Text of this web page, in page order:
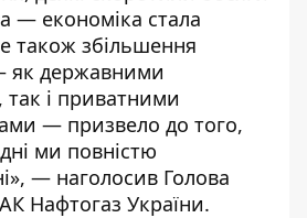
— економіка стала
також збільшення
як державними
і приватними
— призвело до того,
ми повністю
— наголосив Голова
Нафтогаз України.